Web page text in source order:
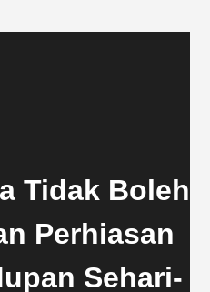
Tidak Boleh
Perhiasan
Sehari-